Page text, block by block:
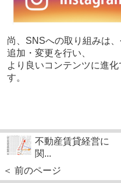
尚、SNSへの取り組みは
追加・変更を行い、
より良いコンテンツに進
す。
不動産賃貸経営に
関...
＜ 前のページ